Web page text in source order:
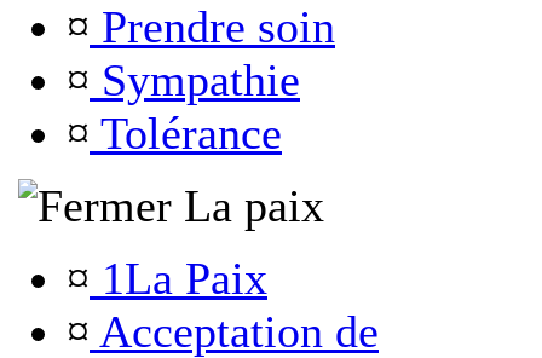
¤ Prendre soin
¤ Sympathie
¤ Tolérance
La paix
¤ 1La Paix
¤ Acceptation de